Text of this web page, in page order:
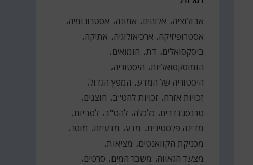
אבולוציה אלוהים אמונה
אסטרונומיה
אסטרופיזיקה
ארכיאולוגיה
אתיקה
ביסקסואלים
דת הומואים
הומוסקסואליות היסטוריה
היסטוריה של המדע המפץ הגדול
זכויות אזרח
זכויות להט"ב חוצנים
טרנסג'נדרים
כלכלה להט"ב לסביות
מדינה פלסטינית
מדע מדעיזם
מוסר
מכניקת הקוואנטים
מציאות
מצעד הגאווה
משבר המים
סרטים